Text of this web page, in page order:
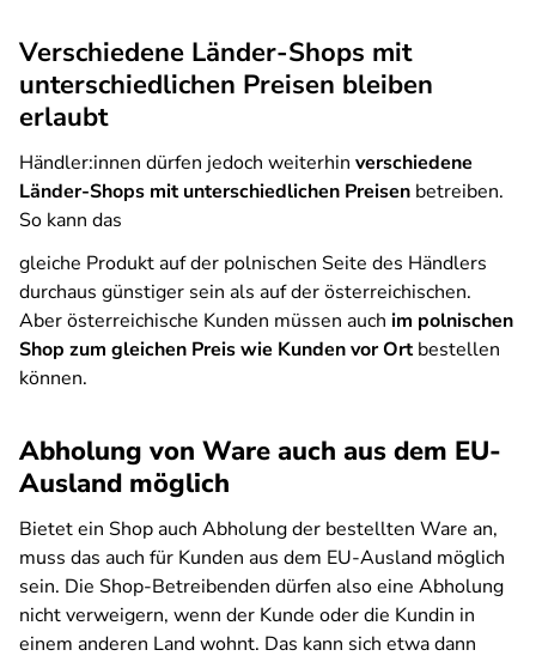
Verschiedene Länder-Shops mit
unterschiedlichen Preisen bleiben
erlaubt
Händler:innen dürfen jedoch weiterhin verschiedene
Länder-Shops mit unterschiedlichen Preisen betreiben.
So kann das
gleiche Produkt auf der polnischen Seite des Händlers
durchaus günstiger sein als auf der österreichischen.
Aber österreichische Kunden müssen auch im polnischen
Shop zum gleichen Preis wie Kunden vor Ortbestellen
können.
Abholung von Ware auch aus dem EU-
Ausland möglich
Bietet ein Shop auch Abholung der bestellten Ware an,
muss das auch für Kunden aus dem EU-Ausland möglich
sein. Die Shop-Betreibenden dürfen also eine Abholung
nicht verweigern, wenn der Kunde oder die Kundin in
einem anderen Land wohnt. Das kann sich etwa dann